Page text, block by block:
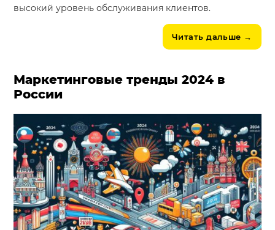
высокий уровень обслуживания клиентов.
Читать дальше →
Маркетинговые тренды 2024 в
России